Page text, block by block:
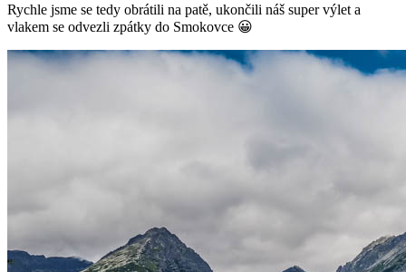
Rychle jsme se tedy obrátili na patě, ukončili náš super výlet a
vlakem se odvezli zpátky do Smokovce 😀